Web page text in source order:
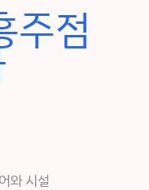
주점
와 시설